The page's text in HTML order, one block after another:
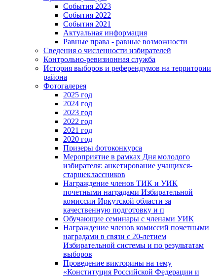
События 2023
События 2022
События 2021
Актуальная информация
Равные права - равные возможности
Сведения о численности избирателей
Контрольно-ревизионная служба
История выборов и референдумов на территории
района
Фотогалерея
2025 год
2024 год
2023 год
2022 год
2021 год
2020 год
Призеры фотоконкурса
Мероприятие в рамках Дня молодого
избирателя: анкетирование учащихся-
старшеклассников
Награждение членов ТИК и УИК
почетными наградами Избирательной
комиссии Иркутской области за
качественную подготовку и п
Обучающие семинары с членами УИК
Награждение членов комиссий почетными
наградами в связи с 20-летием
Избирательной системы и по результатам
выборов
Проведение викторины на тему
«Конституция Российской Федерации и